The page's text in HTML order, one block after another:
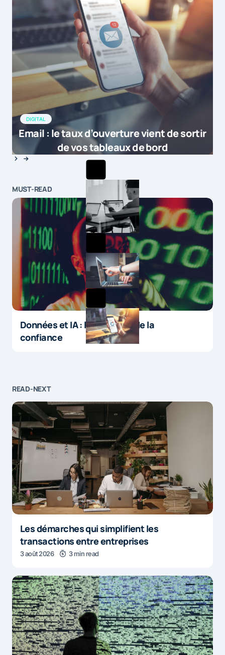
DIGITAL
Email : le taux d’ouverture vient de sortir
de vos tableaux de bord
MUST-READ
Données et IA : le paradoxe de la
confiance
READ-NEXT
Les démarches qui simplifient les
transactions entre entreprises
3 août 2026 3 min read